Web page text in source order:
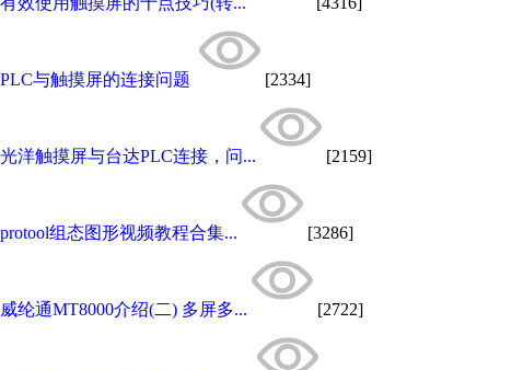
PLC与触摸屏的连接问题 [2334]
光洋触摸屏与台达PLC连接，问... [2159]
protool组态图形视频教程合集... [3286]
威纶通MT8000介绍(二) 多屏多... [2722]